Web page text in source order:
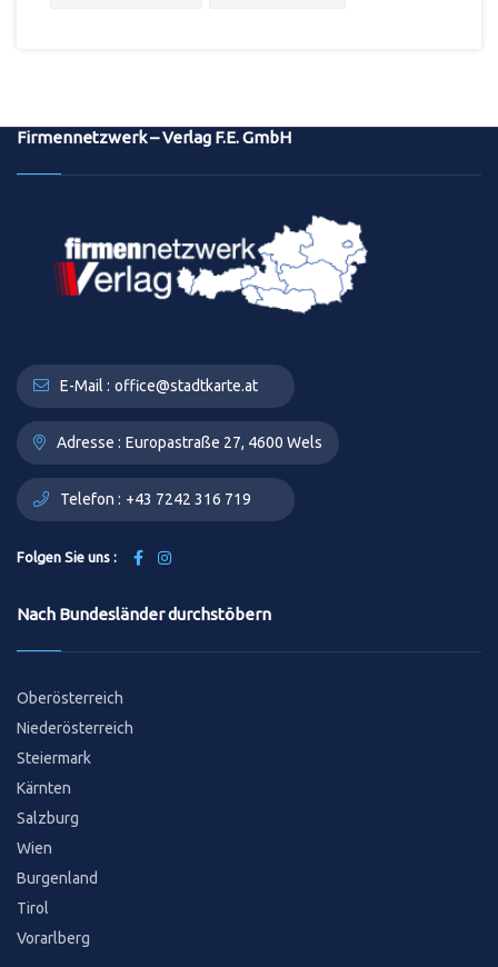
Firmennetzwerk – Verlag F.E. GmbH
E-Mail : office@stadtkarte.at
Adresse : Europastraße 27, 4600 Wels
Telefon : +43 7242 316 719
Folgen Sie uns :
Nach Bundesländer durchstöbern
Oberösterreich
Niederösterreich
Steiermark
Kärnten
Salzburg
Wien
Burgenland
Tirol
Vorarlberg